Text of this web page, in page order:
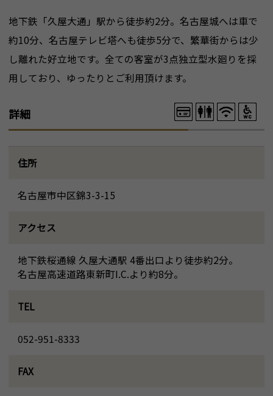
地下鉄「久屋大通」駅から徒歩約2分。名古屋城へは車で
約10分、名古屋テレビ塔へも徒歩5分で、繁華街からは少
し離れた好立地です。全ての客室が3点独立型水廻りを採
用しており、ゆったりとご利用頂けます。
詳細
住所
名古屋市中区錦3-3-15
アクセス
地下鉄桜通線 久屋大通駅 4番出口より徒歩約2分。
名古屋高速道路東新町I.C.より約8分。
TEL
052-951-8333
FAX